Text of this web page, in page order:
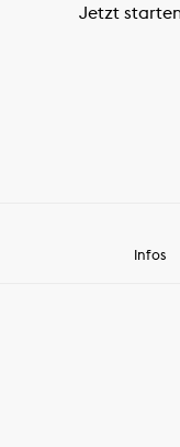
Jetzt
Infos